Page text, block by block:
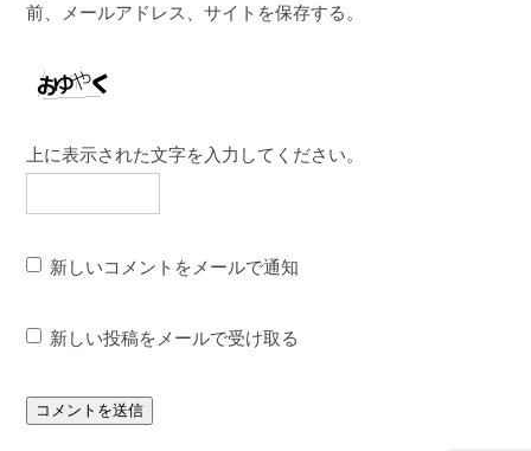
前、メールアドレス、サイトを保存する。
上に表示された文字を入力してください。
新しいコメントをメールで通知
新しい投稿をメールで受け取る